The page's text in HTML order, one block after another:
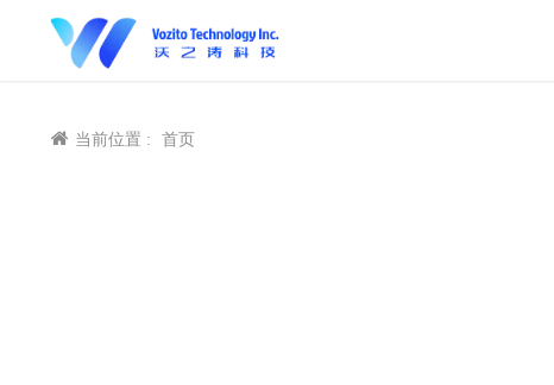
当前位置 : 首页